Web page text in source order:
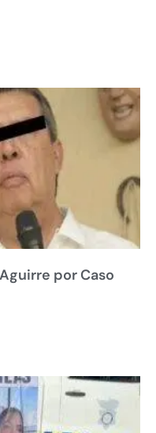
por Caso